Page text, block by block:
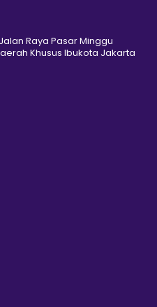
Raya Pasar Minggu
Khusus Ibukota Jakarta